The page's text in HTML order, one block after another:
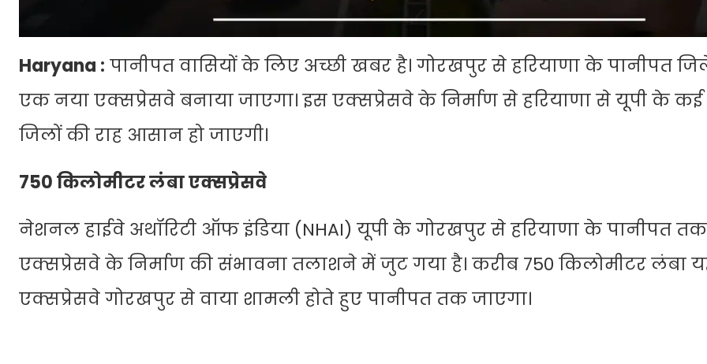
Haryana : पानीपत वासियों के लिए अच्छी खबर है। गोरखपुर से हरियाणा के पानीपत
एक नया एक्सप्रेसवे बनाया जाएगा। इस एक्सप्रेसवे के निर्माण से हरियाणा से यूपी के कई
जिलों की राह आसान हो जाएगी।
750 किलोमीटर लंबा एक्सप्रेसवे
नेशनल हाईवे अथॉरिटी ऑफ इंडिया (NHAI) यूपी के गोरखपुर से हरियाणा के पानीपत तक
एक्सप्रेसवे के निर्माण की संभावना तलाशने में जुट गया है। करीब 750 किलोमीटर लंबा
एक्सप्रेसवे गोरखपुर से वाया शामली होते हुए पानीपत तक जाएगा।